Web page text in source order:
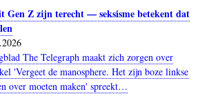
Gen Z zijn terecht — seksisme betekent dat
The Telegraph maakt zich zorgen over
'Vergeet de manosphere. Het zijn boze linkse
over moeten maken' spreekt…